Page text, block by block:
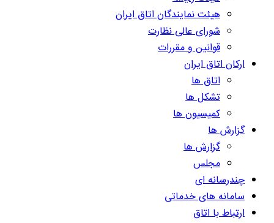
هیئت نمایندگان اتاق ایران
شورای عالی نظارت
قوانین و مقررات
ارکان اتاق ایران
اتاق ها
تشکل ها
کمیسیون ها
گزارش ها
گزارش ها
مجلس
چندرسانه ای
سامانه های خدماتی
ارتباط با اتاق